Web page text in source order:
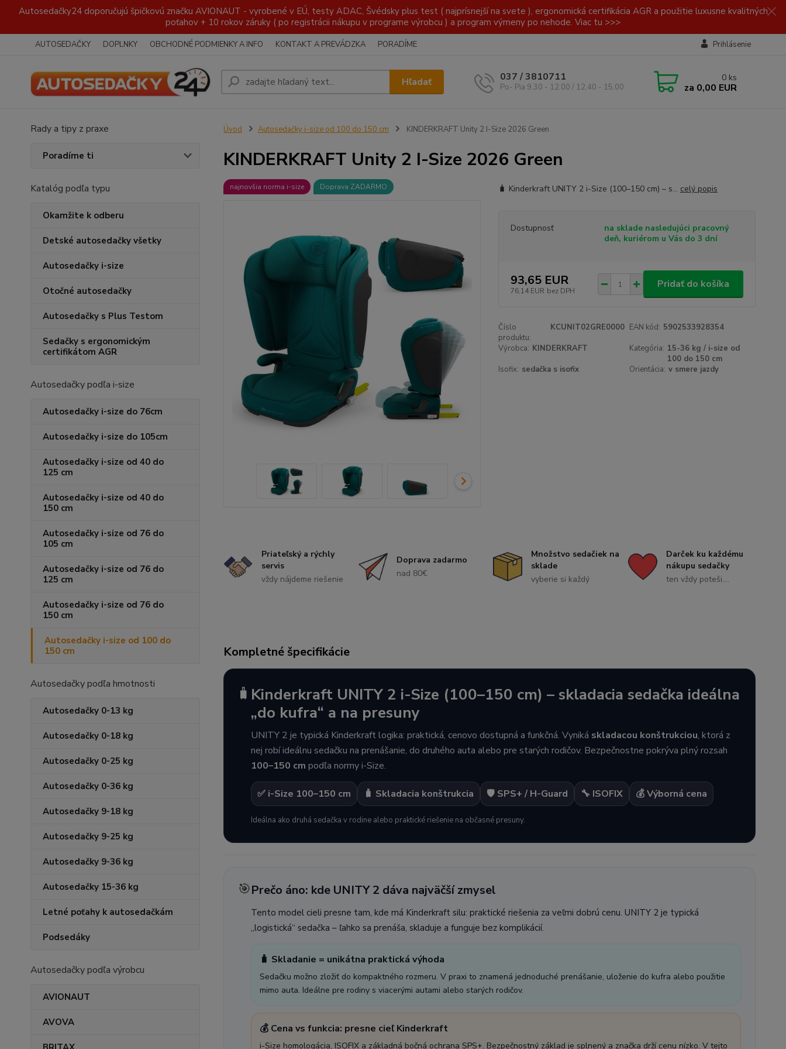
Autosedačky24 doporučujú špičkovú značku AVIONAUT - vyrobené v EÚ, testy ADAC, Švédsky plus test ( najprísnejší na svete ), ergonomická certifikácia AGR a použitie luxusne kvalitných
poťahov + 10 rokov záruky ( po registrácii nákupu v programe výrobcu ) a program výmeny po nehode. Viac tu >>>
AUTOSEDAČKY DOPLNKY OBCHODNÉ PODMIENKY A INFO KONTAKT A PREVÁDZKA PORADÍME Prihlásenie
Hľadať 037 / 3810711
Po- Pia 9.30 - 12.00 / 12.40 - 15.00
0 ks
za 0,00 EUR
Rady a tipy z praxe
Poradíme ti
Katalóg podľa typu
Okamžite k odberu
Detské autosedačky všetky
Autosedačky i-size
Otočné autosedačky
Autosedačky s Plus Testom
Sedačky s ergonomickým
certifikátom AGR
Autosedačky podľa i-size
Autosedačky i-size do 76cm
Autosedačky i-size do 105cm
Autosedačky i-size od 40 do
125 cm
Autosedačky i-size od 40 do
150 cm
Autosedačky i-size od 76 do
105 cm
Autosedačky i-size od 76 do
125 cm
Autosedačky i-size od 76 do
150 cm
Autosedačky i-size od 100 do
150 cm
Autosedačky podľa hmotnosti
Autosedačky 0-13 kg
Autosedačky 0-18 kg
Autosedačky 0-25 kg
Autosedačky 0-36 kg
Autosedačky 9-18 kg
Autosedačky 9-25 kg
Autosedačky 9-36 kg
Autosedačky 15-36 kg
Letné poťahy k autosedačkám
Podsedáky
Autosedačky podľa výrobcu
AVIONAUT
AVOVA
Úvod Autosedačky i-size od 100 do 150 cm KINDERKRAFT Unity 2 I-Size 2026 Green
KINDERKRAFT Unity 2 I-Size 2026 Green
najnovšia norma i-size Doprava ZADARMO 🧳 Kinderkraft UNITY 2 i-Size (100–150 cm) – s... celý popis
Dostupnosť
na sklade nasledujúci pracovný
deň, kuriérom u Vás do 3 dní
93,65 EUR
76,14 EUR bez DPH
Pridať do košíka
Číslo
produktu:
KCUNIT02GRE0000 EAN kód: 5902533928354
Výrobca: KINDERKRAFT Kategória: 15-36 kg / i-size od
100 do 150 cm
Isofix: sedačka s isofix Orientácia: v smere jazdy
Priateľský a rýchly
servis
vždy nájdeme riešenie
Doprava zadarmo
nad 80€
Množstvo sedačiek na
sklade
vyberie si každý
Darček ku každému
nákupu sedačky
ten vždy poteši....
Kompletné špecifikácie
🧳 Kinderkraft UNITY 2 i-Size (100–150 cm) – skladacia sedačka ideálna
„do kufra“ a na presuny
UNITY 2 je typická Kinderkraft logika: praktická, cenovo dostupná a funkčná. Vyniká skladacou konštrukciou, ktorá z
nej robí ideálnu sedačku na prenášanie, do druhého auta alebo pre starých rodičov. Bezpečnostne pokrýva plný rozsah
100–150 cm podľa normy i-Size.
✅ i-Size 100–150 cm 🧳 Skladacia konštrukcia 🛡️ SPS+ / H-Guard 🔧 ISOFIX 💰 Výborná cena
Ideálna ako druhá sedačka v rodine alebo praktické riešenie na občasné presuny.
🎯Prečo áno: kde UNITY 2 dáva najväčší zmysel
Tento model cieli presne tam, kde má Kinderkraft silu: praktické riešenia za veľmi dobrú cenu. UNITY 2 je typická
„logistická“ sedačka – ľahko sa prenáša, skladuje a funguje bez komplikácií.
🧳 Skladanie = unikátna praktická výhoda
Sedačku možno zložiť do kompaktného rozmeru. V praxi to znamená jednoduché prenášanie, uloženie do kufra alebo použitie
mimo auta. Ideálne pre rodiny s viacerými autami alebo starých rodičov.
💰 Cena vs funkcia: presne cieľ Kinderkraft
i-Size homologácia, ISOFIX a základná bočná ochrana SPS+. Bezpečnostný základ je splnený a značka drží cenu nízko. V tejto